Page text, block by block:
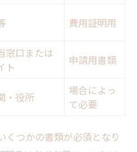
費用証明用
窓口または
ト
申請用書類
・役所
場合によっ
て必要
くつかの書類が必須となり